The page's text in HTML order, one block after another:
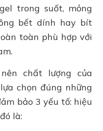
trong suốt, mỏng
bết dính hay bít
toàn phù hợp với
chất lượng của
chọn đúng những
bảo 3 yếu tố: hiệu
là: